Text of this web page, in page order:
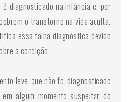
é diagnosticado na infância e, por
o transtorno na vida adulta.
essa falha diagnóstica devido
a condição.
leve, que não foi diagnosticado
algum momento suspeitar do